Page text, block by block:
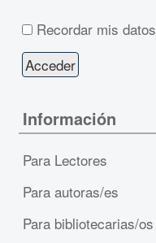
Recordar mis datos
Información
Para Lectores
Para autoras/es
Para bibliotecarias/os